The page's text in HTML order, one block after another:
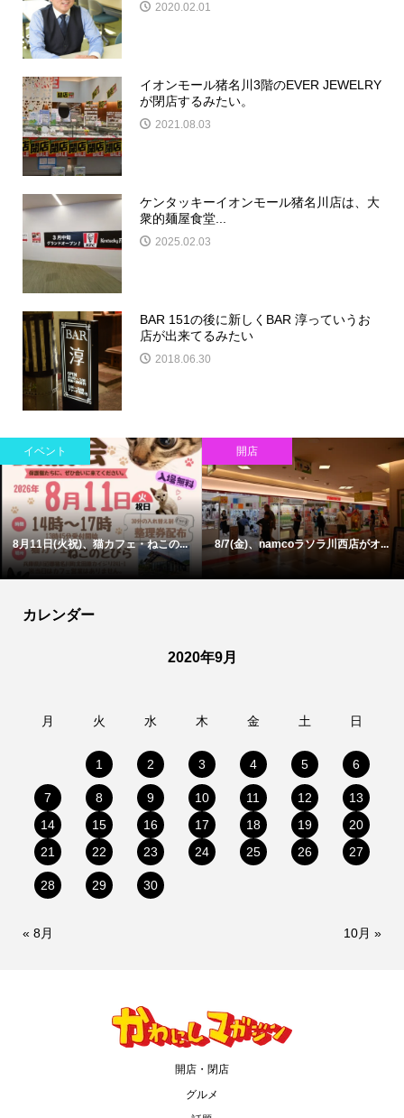
2020.02.01
イオンモール猪名川3階のEVER JEWELRY
が閉店するみたい。
2021.08.03
ケンタッキーイオンモール猪名川店は、大
衆的麺屋食堂...
2025.02.03
BAR 151の後に新しくBAR 淳っていうお
店が出来てるみたい
2018.06.30
イベント
川西市で今週末〜お盆始め開催の...
話題
川西市東畦野で旧川西市民病院跡...
カレンダー
2020年9月
月 火 水 木 金 土 日
1 2 3 4 5 6
7 8 9 10 11 12
13
14
15 16 17 18 19
20
21
22 23 24 25 26 27
28 29 30
« 8月 10月 »
開店・閉店
グルメ